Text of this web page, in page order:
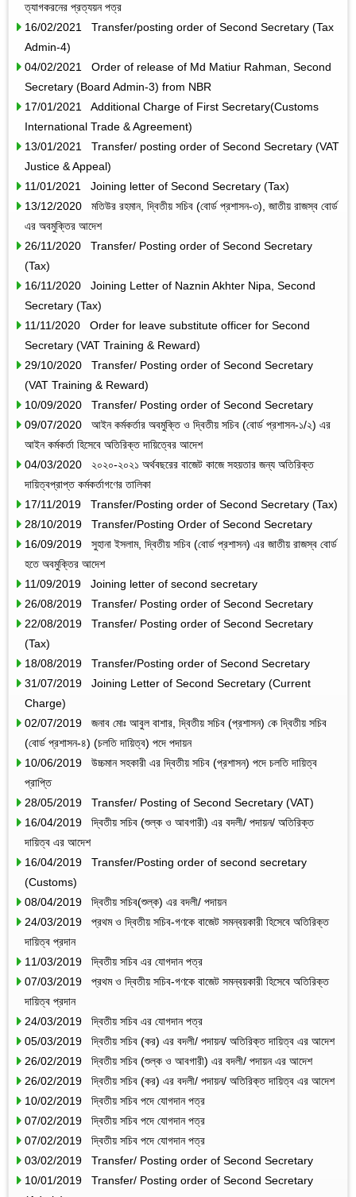
ত্যাগকরনের প্রত্যয়ন পত্র
16/02/2021 Transfer/posting order of Second Secretary (Tax
Admin-4)
04/02/2021 Order of release of Md Matiur Rahman, Second
Secretary (Board Admin-3) from NBR
17/01/2021 Additional Charge of First Secretary(Customs
International Trade & Agreement)
13/01/2021 Transfer/ posting order of Second Secretary (VAT
Justice & Appeal)
11/01/2021 Joining letter of Second Secretary (Tax)
13/12/2020 মতিউর রহমান, দ্বিতীয় সচিব (বোর্ড প্রশাসন-৩), জাতীয় রাজস্ব বোর্ড
এর অবমুক্তির আদেশ
26/11/2020 Transfer/ Posting order of Second Secretary
(Tax)
16/11/2020 Joining Letter of Naznin Akhter Nipa, Second
Secretary (Tax)
11/11/2020 Order for leave substitute officer for Second
Secretary (VAT Training & Reward)
29/10/2020 Transfer/ Posting order of Second Secretary
(VAT Training & Reward)
10/09/2020 Transfer/ Posting order of Second Secretary
09/07/2020 আইন কর্মকর্তার অবমুক্তি ও দ্বিতীয় সচিব (বোর্ড প্রশাসন-১/২) এর
আইন কর্মকর্তা হিসেবে অতিরিক্ত দায়িত্বের আদেশ
04/03/2020 ২০২০-২০২১ অর্থবছরের বাজেট কাজে সহয়তার জন্য অতিরিক্ত
দায়িত্বপ্রাপ্ত কর্মকর্তাগণের তালিকা
17/11/2019 Transfer/Posting order of Second Secretary (Tax)
28/10/2019 Transfer/Posting Order of Second Secretary
16/09/2019 সুহানা ইসলাম, দ্বিতীয় সচিব (বোর্ড প্রশাসন) এর জাতীয় রাজস্ব বোর্ড
হতে অবমুক্তির আদেশ
11/09/2019 Joining letter of second secretary
26/08/2019 Transfer/ Posting order of Second Secretary
22/08/2019 Transfer/ Posting order of Second Secretary
(Tax)
18/08/2019 Transfer/Posting order of Second Secretary
31/07/2019 Joining Letter of Second Secretary (Current
Charge)
02/07/2019 জনাব মোঃ আবুল বাশার, দ্বিতীয় সচিব (প্রশাসন) কে দ্বিতীয় সচিব
(বোর্ড প্রশাসন-৪) (চলতি দায়িত্ব) পদে পদায়ন
10/06/2019 উচ্চমান সহকারী এর দ্বিতীয় সচিব (প্রশাসন) পদে চলতি দায়িত্ব
প্রাপ্তি
28/05/2019 Transfer/ Posting of Second Secretary (VAT)
16/04/2019 দ্বিতীয় সচিব (শুল্ক ও আবগারী) এর বদলী/ পদায়ন/ অতিরিক্ত
দায়িত্ব এর আদেশ
16/04/2019 Transfer/Posting order of second secretary
(Customs)
08/04/2019 দ্বিতীয় সচিব(শুল্ক) এর বদলী/ পদায়ন
24/03/2019 প্রথম ও দ্বিতীয় সচিব-গণকে বাজেট সমন্বয়কারী হিসেবে অতিরিক্ত
দায়িত্ব প্রদান
11/03/2019 দ্বিতীয় সচিব এর যোগদান পত্র
07/03/2019 প্রথম ও দ্বিতীয় সচিব-গণকে বাজেট সমন্বয়কারী হিসেবে অতিরিক্ত
দায়িত্ব প্রদান
24/03/2019 দ্বিতীয় সচিব এর যোগদান পত্র
05/03/2019 দ্বিতীয় সচিব (কর) এর বদলী/ পদায়ন/ অতিরিক্ত দায়িত্ব এর আদেশ
26/02/2019 দ্বিতীয় সচিব (শুল্ক ও আবগারী) এর বদলী/ পদায়ন এর আদেশ
26/02/2019 দ্বিতীয় সচিব (কর) এর বদলী/ পদায়ন/ অতিরিক্ত দায়িত্ব এর আদেশ
10/02/2019 দ্বিতীয় সচিব পদে যোগদান পত্র
07/02/2019 দ্বিতীয় সচিব পদে যোগদান পত্র
07/02/2019 দ্বিতীয় সচিব পদে যোগদান পত্র
03/02/2019 Transfer/ Posting order of Second Secretary
10/01/2019 Transfer/ Posting order of Second Secretary